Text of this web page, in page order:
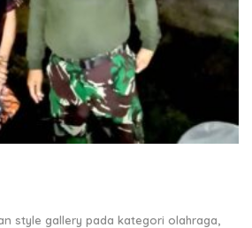
style gallery pada kategori olahraga,